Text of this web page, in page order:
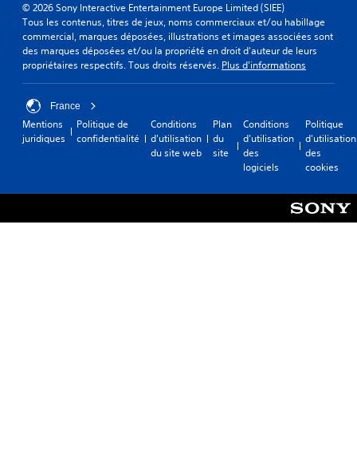
© 2026 Sony Interactive Entertainment Europe Limited (SIEE)
Tous les contenus, titres de jeux, noms commerciaux et/ou habillage
commercial, marques déposées, illustrations et images associées sont
des marques déposées et/ou la propriété en droit d'auteur de leurs
propriétaires respectifs. Tous droits réservés. Plus d'informations
France
Mentions
juridiques
Politique de
confidentialité
Conditions
d'utilisation
du site web
Plan
du
site
Conditions
d'utilisation
des
logiciels
Politique
d'utilisation
des
cookies